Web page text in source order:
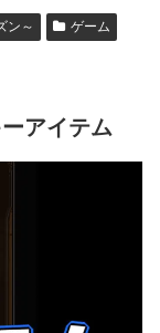
ン～ ゲーム
アイテム